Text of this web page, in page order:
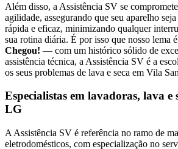
Além disso, a Assistência SV se
agilidade, assegurando que seu aparelho
rápida e eficaz, minimizando qualquer
sua rotina diária. É por isso que nosso lema
Chegou! — com um histórico sólido de
assistência técnica, a Assistência SV é a
os seus problemas de lava e seca em Vila
Especialistas em lavadoras, lava e
LG
A Assistência SV é referência no ramo de
eletrodomésticos, com especialização no